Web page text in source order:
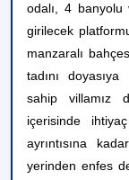
odalı, 4
girilecek
manzaralı
tadını
sahip villamız
içerisinde
ayrıntısına
yerinden enfes